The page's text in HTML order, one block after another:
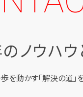
ノウハウ
を動かす「解決の道」を